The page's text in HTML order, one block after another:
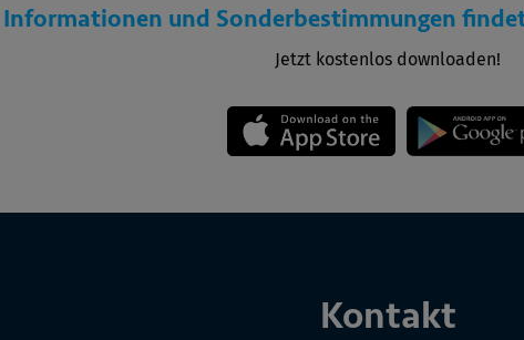
und Sonderbestimmungen
Jetzt kostenlos downloaden!
Kontakt